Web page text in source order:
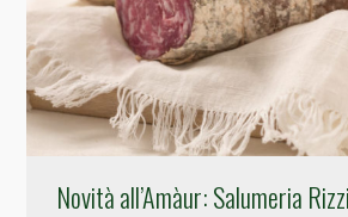
Novità all’Amàur: Salumeria